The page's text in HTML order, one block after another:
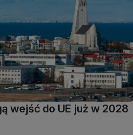
wejść do UE już w 2028